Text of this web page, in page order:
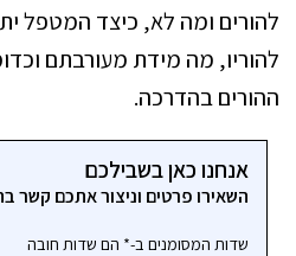
להורים ומה לא, כיצד המטפל
להוריו, מה מידת מעורבתם
ההורים בהדרכה.
אנחנו כאן בשבילכם
השאירו פרטים וניצור אתכם קשר
שדות המסומנים ב-* הם שדות חובה